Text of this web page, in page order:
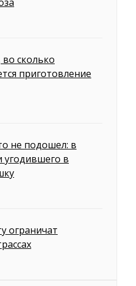
сколько
приготовление
не подошел: в
угодившего в
ограничат